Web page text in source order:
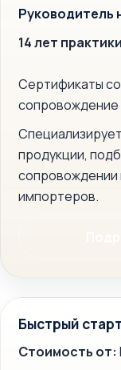
Руководитель
14 лет практики
Сертификаты
сопровождение
продукции,
сопровождении
импортеров.
Быстрый
Стоимость от: